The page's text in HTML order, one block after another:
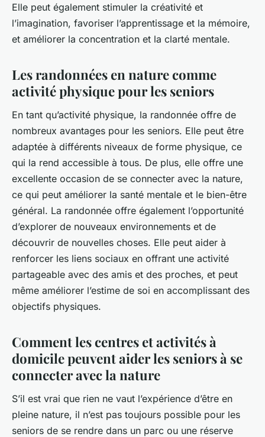
Elle peut également stimuler la créativité et
l’imagination, favoriser l’apprentissage et la mémoire,
et améliorer la concentration et la clarté mentale.
Les randonnées en nature comme
activité physique pour les seniors
En tant qu’activité physique, la randonnée offre de
nombreux avantages pour les seniors. Elle peut être
adaptée à différents niveaux de forme physique, ce
qui la rend accessible à tous. De plus, elle offre une
excellente occasion de se connecter avec la nature,
ce qui peut améliorer la santé mentale et le bien-être
général. La randonnée offre également l’opportunité
d’explorer de nouveaux environnements et de
découvrir de nouvelles choses. Elle peut aider à
renforcer les liens sociaux en offrant une activité
partageable avec des amis et des proches, et peut
même améliorer l’estime de soi en accomplissant des
objectifs physiques.
Comment les centres et activités à
domicile peuvent aider les seniors à se
connecter avec la nature
S’il est vrai que rien ne vaut l’expérience d’être en
pleine nature, il n’est pas toujours possible pour les
seniors de se rendre dans un parc ou une réserve